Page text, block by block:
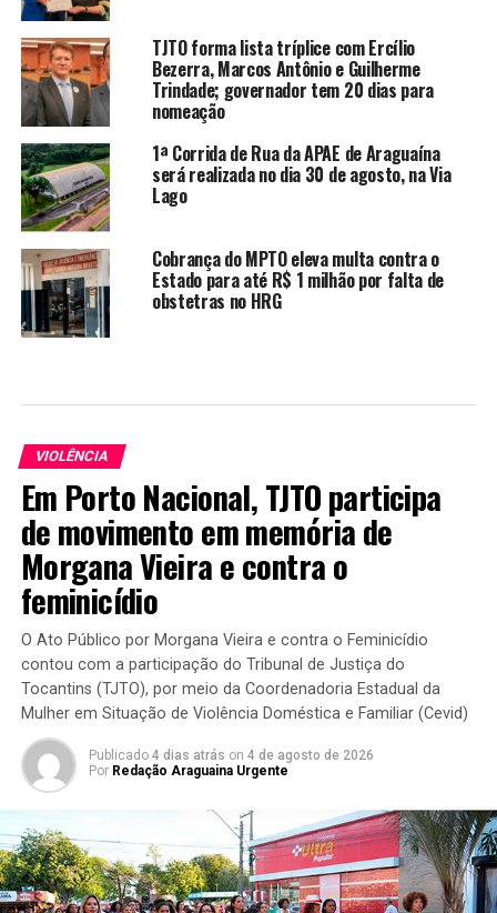
TJTO forma lista tríplice com Ercílio
Bezerra, Marcos Antônio e Guilherme
Trindade; governador tem 20 dias para
nomeação
1ª Corrida de Rua da APAE de Araguaína
será realizada no dia 30 de agosto, na Via
Lago
Cobrança do MPTO eleva multa contra o
Estado para até R$ 1 milhão por falta de
obstetras no HRG
VIOLÊNCIA
Em Porto Nacional, TJTO participa
de movimento em memória de
Morgana Vieira e contra o
feminicídio
O Ato Público por Morgana Vieira e contra o Feminicídio
contou com a participação do Tribunal de Justiça do
Tocantins (TJTO), por meio da Coordenadoria Estadual da
Mulher em Situação de Violência Doméstica e Familiar (Cevid)
Publicado 4 dias atrás on 4 de agosto de 2026
Por Redação Araguaina Urgente